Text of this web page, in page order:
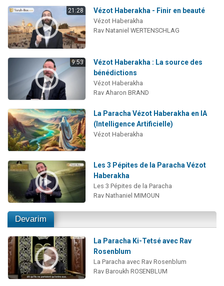
21:28 Vézot Haberakha - Finir en beauté
Vézot Haberakha
Rav Nataniel WERTENSCHLAG
9:53
Vézot Haberakha : La source des
bénédictions
Vézot Haberakha
Rav Aharon BRAND
La Paracha Vézot Haberakha en IA
(Intelligence Artificielle)
Vézot Haberakha
Les 3 Pépites de la Paracha Vézot
Haberakha
Les 3 Pépites de la Paracha
Rav Nathaniel MIMOUN
Devarim
La Paracha Ki-Tetsé avec Rav
Rosenblum
La Paracha avec Rav Rosenblum
Rav Baroukh ROSENBLUM